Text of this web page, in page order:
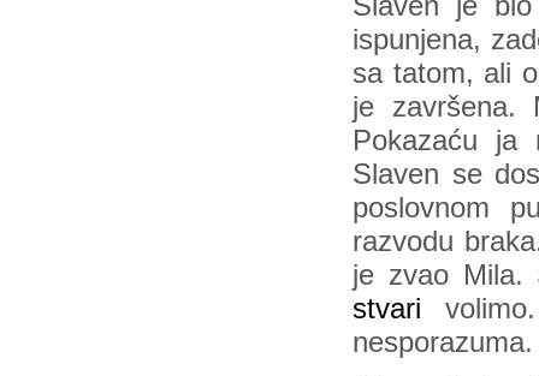
Slaven je
ispunjena,
sa tatom, ali
je završena.
Pokazaću ja
Slaven se
poslovnom
razvodu
je zvao
stvari
nesporazuma.